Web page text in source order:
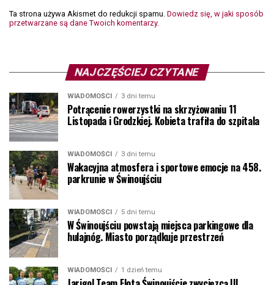
Ta strona używa Akismet do redukcji spamu. Dowiedz się, w jaki sposób
przetwarzane są dane Twoich komentarzy.
NAJCZĘŚCIEJ CZYTANE
WIADOMOŚCI 3 dni temu
Potrącenie rowerzystki na skrzyżowaniu 11
Listopada i Grodzkiej. Kobieta trafiła do szpitala
WIADOMOŚCI 3 dni temu
Wakacyjna atmosfera i sportowe emocje na 458.
parkrunie w Świnoujściu
WIADOMOŚCI 5 dni temu
W Świnoujściu powstają miejsca parkingowe dla
hulajnóg. Miasto porządkuje przestrzeń
WIADOMOŚCI 1 dzień temu